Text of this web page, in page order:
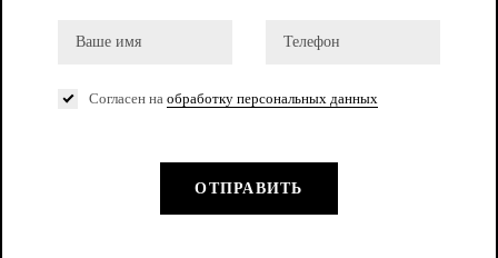
Согласен на обработку персональных данных
ОТПРАВИТЬ